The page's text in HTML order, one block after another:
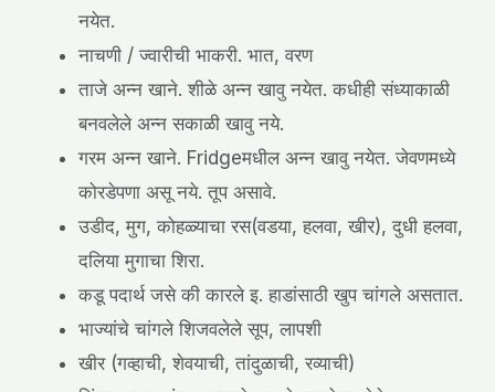
नयेत.
नाचणी / ज्वारीची भाकरी. भात, वरण
ताजे अन्न खाने. शीळे अन्न खावु नयेत. कधीही संध्याकाळी
बनवलेले अन्न सकाळी खावु नये.
गरम अन्न खाने. Fridgeमधील अन्न खावु नयेत. जेवणमध्ये
कोरडेपणा असू नये. तूप असावे.
उडीद, मुग, कोहळ्याचा रस(वडया, हलवा, खीर), दुधी हलवा,
दलिया मुगाचा शिरा.
कडू पदार्थ जसे की कारले इ. हाडांसाठी खुप चांगले असतात.
भाज्यांचे चांगले शिजवलेले सूप, लापशी
खीर (गव्हाची, शेवयाची, तांदुळाची, रव्याची)